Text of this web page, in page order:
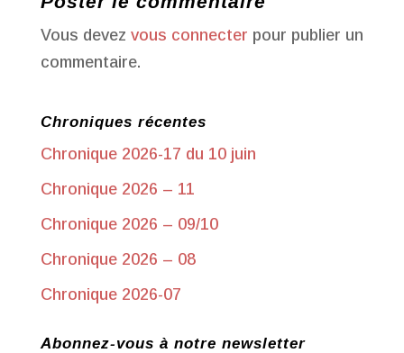
Vous devez vous connecter pour publier un
commentaire.
Chroniques récentes
Chronique 2026-17 du 10 juin
Chronique 2026 – 11
Chronique 2026 – 09/10
Chronique 2026 – 08
Chronique 2026-07
Abonnez-vous à notre newsletter